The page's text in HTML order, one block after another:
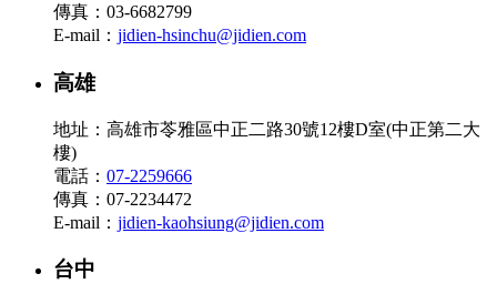
傳真：03-6682799
E-mail： jidien-hsinchu@jidien.com
高雄
地址：高雄市苓雅區中正二路30號12樓D室(中正第二大
樓)
電話： 07-2259666
傳真：07-2234472
E-mail： jidien-kaohsiung@jidien.com
台中